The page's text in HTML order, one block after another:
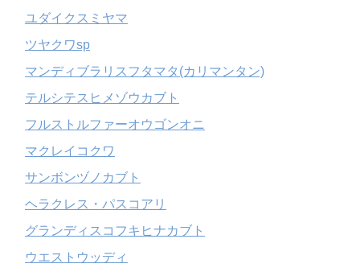
ユダイクスミヤマ
ツヤクワsp
マンディブラリスフタマタ(カリマンタン)
テルシテスヒメゾウカブト
フルストルファーオウゴンオニ
マクレイコクワ
サンボンヅノカブト
ヘラクレス・パスコアリ
グランディスコフキヒナカブト
ウエストウッディ